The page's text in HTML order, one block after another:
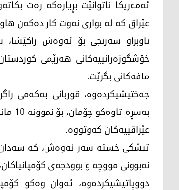
ئه‌مه‌ریكا ناتوانێت بڕیاره‌كه‌ ره‌ت
عێراق كه‌ له‌ بواری نه‌وت كار ده‌كه‌ن
ناوبراو سه‌رنجی بۆ ئه‌وه‌ش
خۆشگوزه‌رانییه‌كانی هه‌رێمی
مافه‌كانی بگرێت.
جه‌ختیشیكرده‌وه‌، قوربانی یه‌كه‌می
عێراقییه‌كان كه‌وتووه‌.
تیشكی خسته‌ سه‌ر ئه‌وه‌ش، كه‌ سه‌دان
نه‌بوونی مووچه‌ و بوودجه‌ی
دووپاتیشیكرده‌وه‌، ئه‌وان وه‌كو